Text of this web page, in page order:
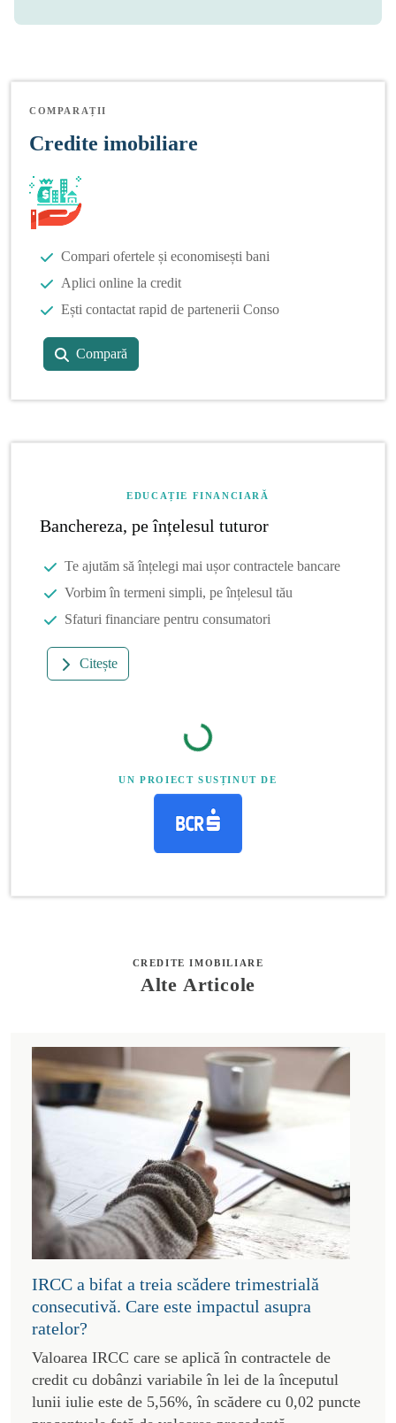
COMPARAȚII
Credite imobiliare
Compari ofertele și economisești bani
Aplici online la credit
Ești contactat rapid de partenerii Conso
Compară
EDUCAȚIE FINANCIARĂ
Banchereza, pe înțelesul tuturor
Te ajutăm să înțelegi mai ușor contractele bancare
Vorbim în termeni simpli, pe înțelesul tău
Sfaturi financiare pentru consumatori
Citește
UN PROIECT SUSȚINUT DE
CREDITE IMOBILIARE
Alte Articole
IRCC a bifat a treia scădere trimestrială
consecutivă. Care este impactul asupra
ratelor?
Valoarea IRCC care se aplică în contractele de
credit cu dobânzi variabile în lei de la începutul
lunii iulie este de 5,56%, în scădere cu 0,02 puncte